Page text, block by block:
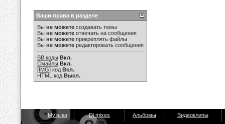
Ваши права в разделе
Вы не можете создавать темы
Вы не можете отвечать на сообщения
Вы не можете прикреплять файлы
Вы не можете редактировать сообщения
BB коды Вкл.
Смайлы Вкл.
[IMG] код Вкл.
HTML код Выкл.
Музыка Dj mixes Альбомы Видеоклипы